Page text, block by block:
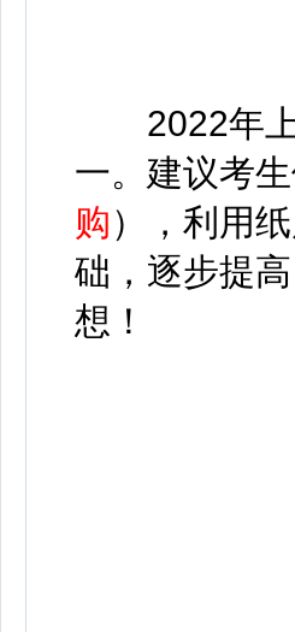
2022年
一。建议考
购）
，利用
础，逐步提
想！